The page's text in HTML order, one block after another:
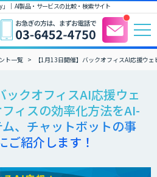
｜ AI製品・サービスの比較・検索サイト
ト一覧 【1月13日開催】バックオフィスAI応援ウ
ックオフィスAI応援ウェ
ィスの効率化方法をAI-
、チャットボットの事
ご紹介します！